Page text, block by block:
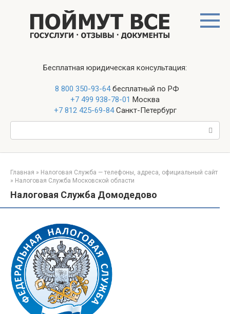
Бесплатная юридическая консультация:
8 800 350-93-64бесплатный по РФ
+7 499 938-78-01 Москва
+7 812 425-69-84Санкт-Петербург
Главная » Налоговая Служба — телефоны, адреса, официальный сайт
» Налоговая Служба Московской области
Налоговая Служба Домодедово